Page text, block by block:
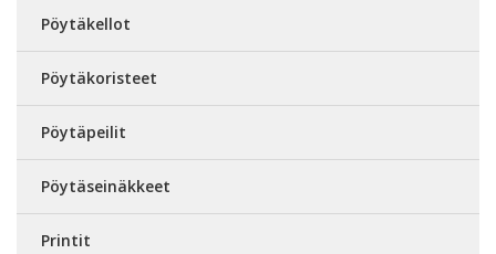
Pöytäkellot
Pöytäkoristeet
Pöytäpeilit
Pöytäseinäkkeet
Printit